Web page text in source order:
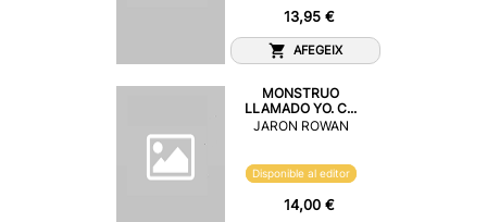
13,95 €
AFEGEIX
MONSTRUO
LLAMADO YO. C...
JARON ROWAN
Disponible al editor
14,00 €